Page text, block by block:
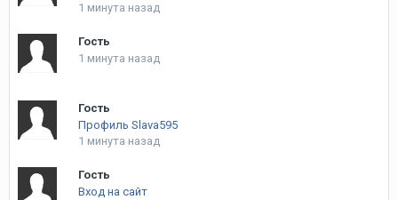
1 минута назад
Гость
1 минута назад
Гость
Профиль Slava595
1 минута назад
Гость
Вход на сайт